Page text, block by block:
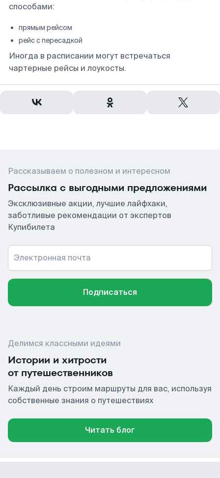
способами:
прямым рейсом
рейс с пересадкой
Иногда в расписании могут встречаться
чартерные рейсы и лоукосты.
Рассказываем о полезном и интересном
Рассылка с выгодными предложениями
Эксклюзивные акции, лучшие лайфхаки,
заботливые рекомендации от экспертов
Купибилета
Электронная почта
Подписаться
Делимся классными идеями
Истории и хитрости
от путешественников
Каждый день строим маршруты для вас, используя
собственные знания о путешествиях
Читать блог